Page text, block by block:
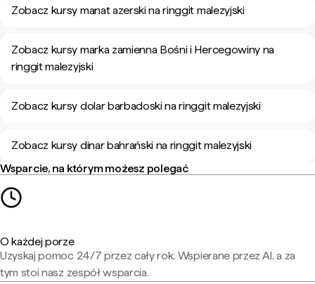
Zobacz kursy manat azerski na ringgit malezyjski
Zobacz kursy marka zamienna Bośni i Hercegowiny na
ringgit malezyjski
Zobacz kursy dolar barbadoski na ringgit malezyjski
Zobacz kursy dinar bahrański na ringgit malezyjski
Wsparcie, na którym możesz polegać
O każdej porze
Uzyskaj pomoc 24/7 przez cały rok. Wspierane przez AI, a za
tym stoi nasz zespół wsparcia.